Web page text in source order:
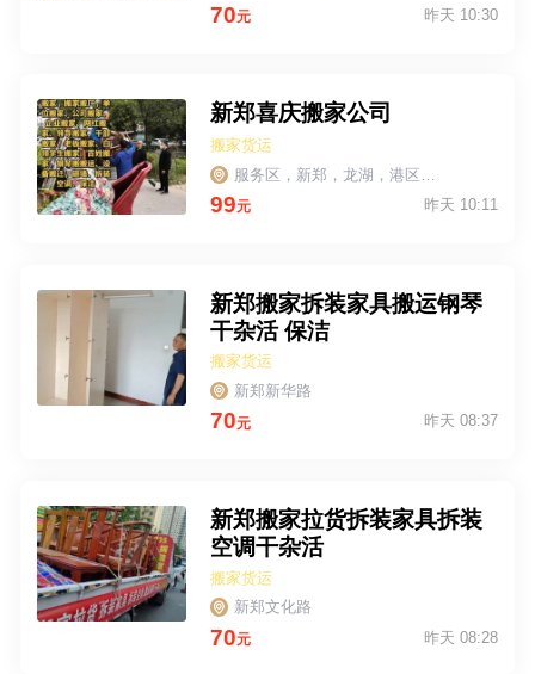
70元 昨天 10:30
新郑喜庆搬家公司
搬家货运
99元 昨天 10:11
新郑搬家拆装家具搬运钢琴
干杂活 保洁
搬家货运
新郑新华路
70元 昨天 08:37
新郑搬家拉货拆装家具拆装
空调干杂活
搬家货运
新郑文化路
70元 昨天 08:28